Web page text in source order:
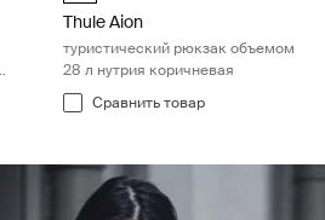
Thule Aion
туристический рюкзак объемом
28 л нутрия коричневая
Сравнить товар